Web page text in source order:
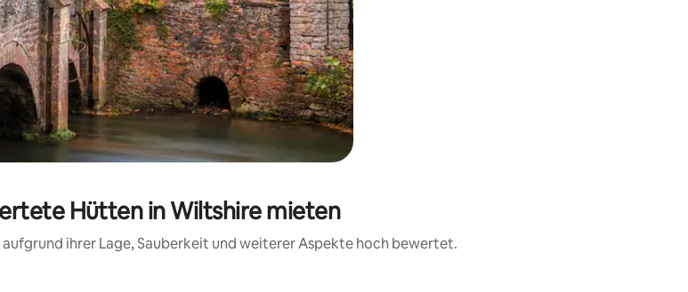
Hütten in Wiltshire mieten
ihrer Lage, Sauberkeit und weiterer Aspekte hoch bewertet.